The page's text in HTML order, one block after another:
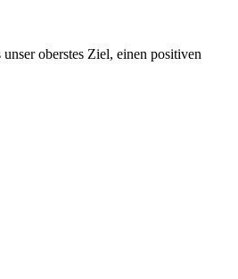
oberstes Ziel, einen positiven